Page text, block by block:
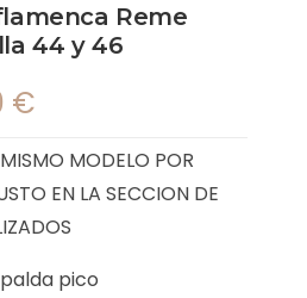
Reme
44 y 46
€
MODELO POR
EN LA SECCION DE
pico